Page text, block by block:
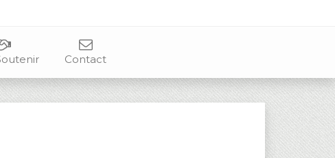
Contact